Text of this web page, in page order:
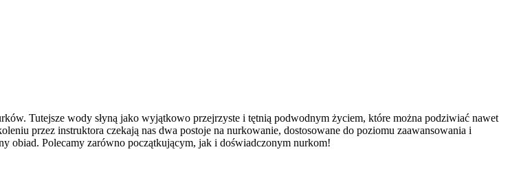
Tutejsze wody słyną jako wyjątkowo przejrzyste i tętnią podwodnym życiem, które można podziwiać nawet
przez instruktora czekają nas dwa postoje na nurkowanie, dostosowane do poziomu zaawansowania i
obiad. Polecamy zarówno początkującym, jak i doświadczonym nurkom!